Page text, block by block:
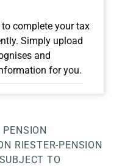
to complete your tax
Simply upload
and
for you.
PENSION
RIESTER-PENSION
TO